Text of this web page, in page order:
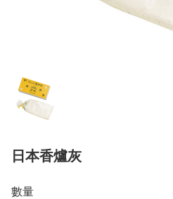
日本香爐灰
數量